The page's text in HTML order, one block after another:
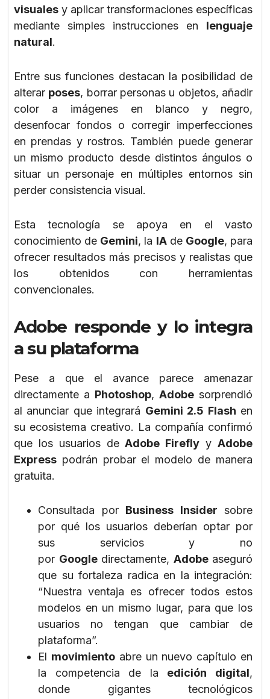
visuales y aplicar transformaciones específicas
mediante simples instrucciones en lenguaje
natural.
Entre sus funciones destacan la posibilidad de
alterar poses, borrar personas u objetos, añadir
color a imágenes en blanco y negro,
desenfocar fondos o corregir imperfecciones
en prendas y rostros. También puede generar
un mismo producto desde distintos ángulos o
situar un personaje en múltiples entornos sin
perder consistencia visual.
Esta tecnología se apoya en el vasto
conocimiento de Gemini, la IAde Google, para
ofrecer resultados más precisos y realistas que
los obtenidos con herramientas
convencionales.
Adobe responde y lo integra
a su plataforma
Pese a que el avance parece amenazar
directamente a Photoshop, Adobe sorprendió
al anunciar que integrará Gemini 2.5 Flash en
su ecosistema creativo. La compañía confirmó
que los usuarios deAdobe Firefly yAdobe
Express podrán probar el modelo de manera
gratuita.
Consultada por Business Insider sobre
por qué los usuarios deberían optar por
sus servicios y no
por Googledirectamente, Adobeaseguró
que su fortaleza radica en la integración:
“Nuestra ventaja es ofrecer todos estos
modelos en un mismo lugar, para que los
usuarios no tengan que cambiar de
plataforma”.
El movimientoabre un nuevo capítulo en
la competencia de la edición digital,
donde gigantes tecnológicos